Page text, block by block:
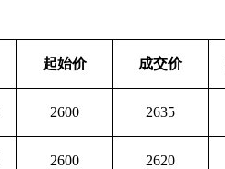
起始价 成交价
2600 2635
2600 2620